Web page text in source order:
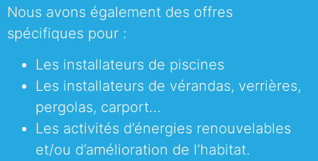
Nous avons également des offres
spécifiques pour :
Les installateurs de piscines
Les installateurs de vérandas, verrières,
pergolas, carport…
Les activités d’énergies renouvelables
et/ou d’amélioration de l’habitat.